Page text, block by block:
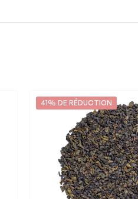
41% DE RÉDUCTION